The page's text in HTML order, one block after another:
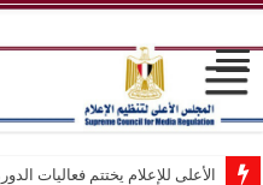
الأعلى للإعلام يختتم فعاليات